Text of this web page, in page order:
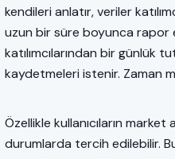
kendileri anlatır, veriler
uzun bir süre boyunca rapor
katılımcılarından bir günlük
kaydetmeleri istenir. Zaman
Özellikle kullanıcıların
durumlarda tercih edilebilir.